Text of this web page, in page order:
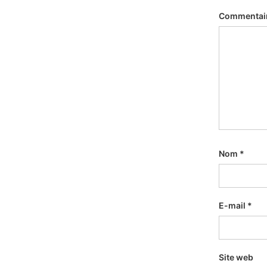
Nom *
E-mail *
Site web